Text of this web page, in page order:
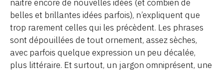
naitre encore de nouvelles idées (et combien de
belles et brillantes idées parfois), n’expliquent que
trop rarement celles qui les précèdent. Les phrases
sont dépouillées de tout ornement, assez sèches,
avec parfois quelque expression un peu décalée,
plus littéraire. Et surtout, un jargon omniprésent, une